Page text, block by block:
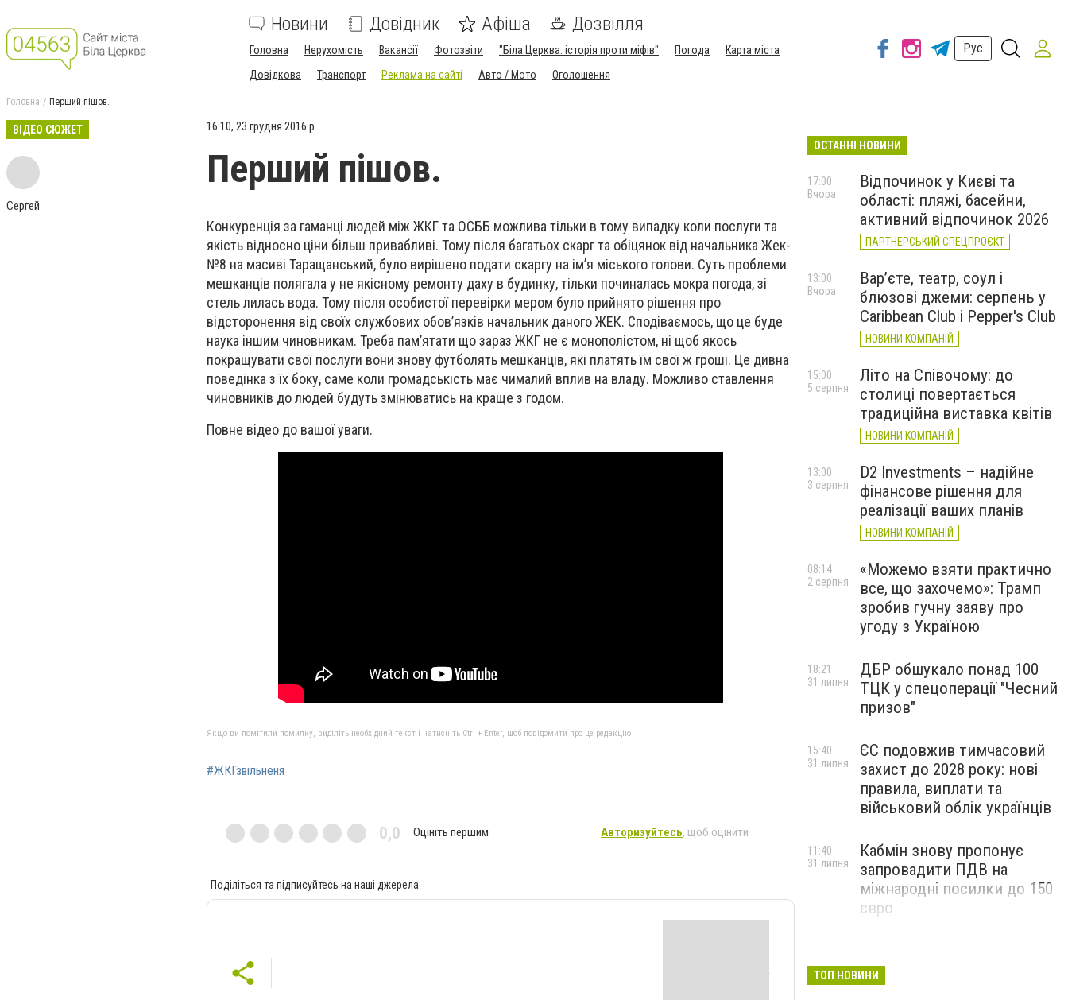
Новини Довідник Афіша Дозвілля
Головна Нерухомість Вакансії Фотозвіти "Біла Церква: історія проти міфів" Погода
Карта міста
Довідкова
Транспорт Реклама на сайті Авто / Мото Оголошення
Рус
Головна Перший пішов.
ВІДЕО СЮЖЕТ
Сергей
16:10, 23 грудня 2016 р.
Перший пішов.
Конкуренція за гаманці людей між ЖКГ та ОСББ можлива тільки в тому випадку коли послуги та
якість відносно ціни більш привабливі. Тому після багатьох скарг та обіцянок від начальника Жек-
№8 на масиві Таращанський, було вирішено подати скаргу на ім’я міського голови. Суть проблеми
мешканців полягала у не якісному ремонту даху в будинку, тільки починалась мокра погода, зі
стель лилась вода. Тому після особистої перевірки мером було прийнято рішення про
відсторонення від своїх службових обов’язків начальник даного ЖЕК. Сподіваємось, що це буде
наука іншим чиновникам. Треба пам’ятати що зараз ЖКГ не є монополістом, ні щоб якось
покращувати свої послуги вони знову футболять мешканців, які платять їм свої ж гроші. Це дивна
поведінка з їх боку, саме коли громадськість має чималий вплив на владу. Можливо ставлення
чиновників до людей будуть змінюватись на краще з годом.
Повне відео до вашої уваги.
Якщо ви помітили помилку, виділіть необхідний текст і натисніть Ctrl + Enter, щоб повідомити про це редакцію
#ЖКГзвільненя
0,0 Оцініть першим Авторизуйтесь, щоб оцінити
Поділіться та підписуйтесь на наші джерела
ОСТАННІ НОВИНИ
Відпочинок у Києві та
області: пляжі, басейни,
активний відпочинок 2026
ПАРТНЕРСЬКИЙ СПЕЦПРОЄКТ
17:00
Вчора
Вар’єте, театр, соул і
блюзові джеми: серпень у
Caribbean Club і Pepper's Club
НОВИНИ КОМПАНІЙ
13:00
Вчора
Літо на Співочому: до
столиці повертається
традиційна виставка квітів
НОВИНИ КОМПАНІЙ
15:00
5 серпня
D2 Investments – надійне
фінансове рішення для
реалізації ваших планів
НОВИНИ КОМПАНІЙ
13:00
3 серпня
«Можемо взяти практично
все, що захочемо»: Трамп
зробив гучну заяву про
угоду з Україною
08:14
2 серпня
ДБР обшукало понад 100
ТЦК у спецоперації "Чесний
призов"
18:21
31 липня
ЄС подовжив тимчасовий
захист до 2028 року: нові
правила, виплати та
військовий облік українців
15:40
31 липня
Кабмін знову пропонує
запровадити ПДВ на
міжнародні посилки до 150
євро
11:40
31 липня
ТОП НОВИНИ